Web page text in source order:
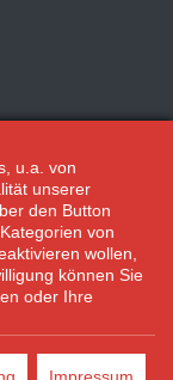
u.a. von
unserer
den Button
von
wollen,
können Sie
oder Ihre